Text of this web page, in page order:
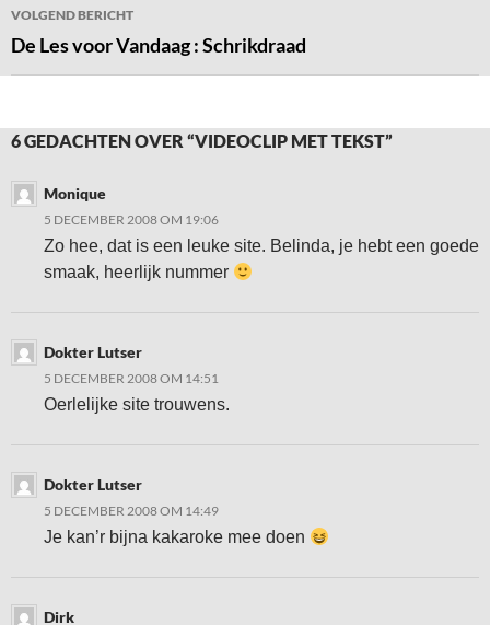
VOLGEND BERICHT
De Les voor Vandaag : Schrikdraad
6 GEDACHTEN OVER “VIDEOCLIP MET TEKST”
Monique
5 DECEMBER 2008 OM 19:06
Zo hee, dat is een leuke site. Belinda, je hebt een goede
smaak, heerlijk nummer
Dokter Lutser
5 DECEMBER 2008 OM 14:51
Oerlelijke site trouwens.
Dokter Lutser
5 DECEMBER 2008 OM 14:49
Je kan’r bijna kakaroke mee doen
Dirk